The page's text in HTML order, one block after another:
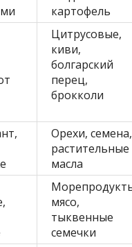
картофель
Цитрусовые,
киви,
болгарский
перец,
брокколи
Орехи, семена,
растительные
масла
мясо,
тыквенные
семечки